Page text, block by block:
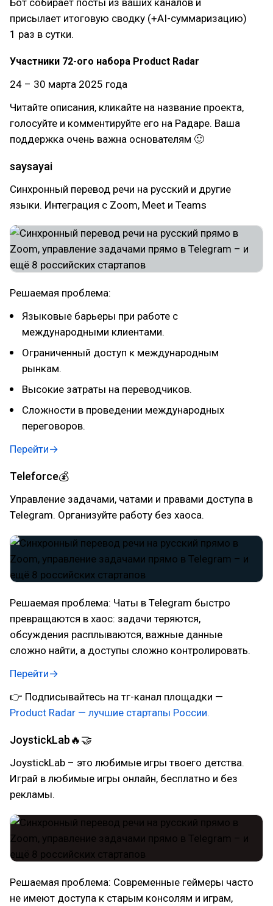
Бот собирает посты из ваших каналов и
присылает итоговую сводку (+AI-суммаризацию)
1 раз в сутки.
Участники 72-ого набора Product Radar
24 – 30 марта 2025 года
Читайте описания, кликайте на название проекта,
голосуйте и комментируйте его на Радаре. Ваша
поддержка очень важна основателям 🙂
saysayai
Синхронный перевод речи на русский и другие
языки. Интеграция с Zoom, Meet и Teams
Решаемая проблема:
Языковые барьеры при работе с
международными клиентами.
Ограниченный доступ к международным
рынкам.
Высокие затраты на переводчиков.
Сложности в проведении международных
переговоров.
Перейти→
Teleforce💰
Управление задачами, чатами и правами доступа в
Telegram. Организуйте работу без хаоса.
Решаемая проблема: Чаты в Telegram быстро
превращаются в хаос: задачи теряются,
обсуждения расплываются, важные данные
сложно найти, а доступы сложно контролировать.
Перейти→
👉 Подписывайтесь на тг-канал площадки —
Product Radar — лучшие стартапы России.
JoystickLab🔥🤝
JoystickLab – это любимые игры твоего детства.
Играй в любимые игры онлайн, бесплатно и без
рекламы.
Решаемая проблема: Современные геймеры часто
не имеют доступа к старым консолям и играм,